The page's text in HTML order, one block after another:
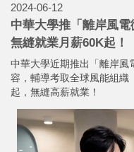
2024-06-12
中華大學推「離岸風
無縫就業月薪60K起！
中華大學近期推出「離岸風
容，輔導考取全球風能組織
起，無縫高薪就業！